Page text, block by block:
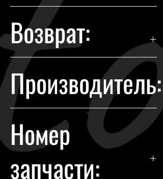
Halogen
Возврат:
Гарантия возврата происходит в
течении 14 дней с момента
покупки.
Производитель:
Hyundai
Номер
запчасти: